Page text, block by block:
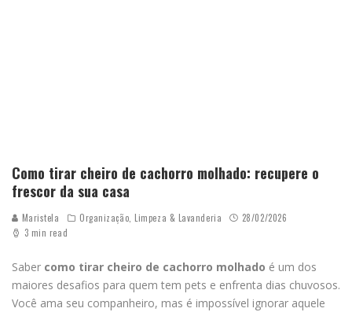
Como tirar cheiro de cachorro molhado: recupere o
frescor da sua casa
Maristela Organização, Limpeza & Lavanderia
28/02/2026
3 min read
Saber como tirar cheiro de cachorro molhado é um dos
maiores desafios para quem tem pets e enfrenta dias chuvosos.
Você ama seu companheiro, mas é impossível ignorar aquele